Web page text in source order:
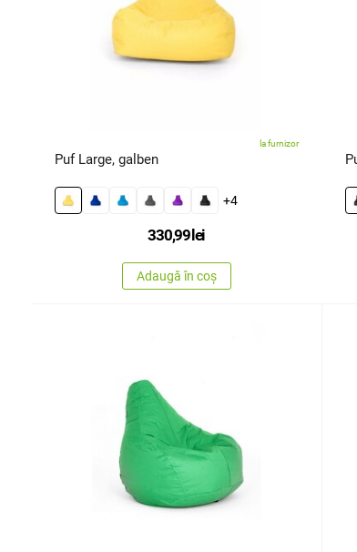
la furnizor
Puf Large, galben
+4
330,99lei
Adaugă în coș